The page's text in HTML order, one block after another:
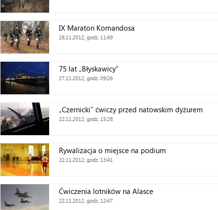
IX Maraton Komandosa
28.11.2012, godz. 11:49
75 lat „Błyskawicy”
27.11.2012, godz. 09:26
„Czernicki” ćwiczy przed natowskim dyżurem
22.11.2012, godz. 15:28
Rywalizacja o miejsce na podium
22.11.2012, godz. 13:41
Ćwiczenia lotników na Alasce
22.11.2012, godz. 12:47